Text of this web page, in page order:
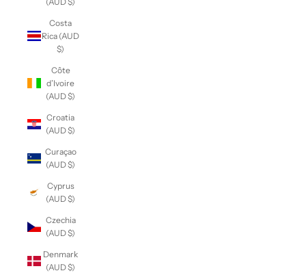
Costa
Rica (AUD
$)
Côte
d’Ivoire
(AUD $)
Croatia
(AUD $)
Curaçao
(AUD $)
Cyprus
(AUD $)
Czechia
(AUD $)
Denmark
(AUD $)